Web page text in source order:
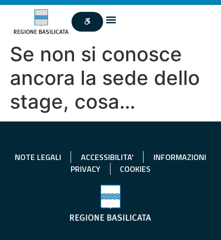
Se non si conosce
ancora la sede dello
stage, cosa…
NOTE LEGALI ACCESSIBILITA'
INFORMAZIONI
PRIVACY
COOKIES